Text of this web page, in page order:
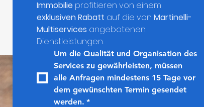
Immobilie
exklusiven Rabatt auf die von Martinelli-
Multiservices angebotenen
Dienstleistungen.
Um die Qualität und Organisation des
Services zu gewährleisten, müssen
alle Anfragen mindestens 15 Tage vor
dem gewünschten Termin gesendet
werden. *